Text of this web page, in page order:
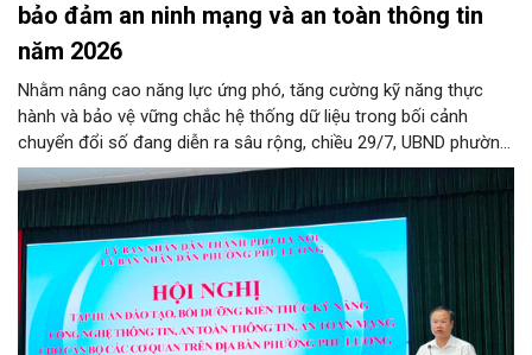
bảo đảm an ninh mạng và an toàn thông tin
năm 2026
Nhằm nâng cao năng lực ứng phó, tăng cường kỹ năng thực
hành và bảo vệ vững chắc hệ thống dữ liệu trong bối cảnh
chuyển đổi số đang diễn ra sâu rộng, chiều 29/7, UBND phường
Phú Lương đã tổ chức thành công Hội nghị tập huấn và diễn
tập công tác bảo đảm an ninh mạng, an ninh dữ liệu năm 2026.
Chương trình được thiết kế bài bản, hướng tới đối tượng là toàn
thể đội ngũ cán bộ, công chức, viên chức và người lao động
đang trực tiếp công tác tại các cơ quan, đơn vị, phòng ban
chuyên môn trên địa bàn phường.